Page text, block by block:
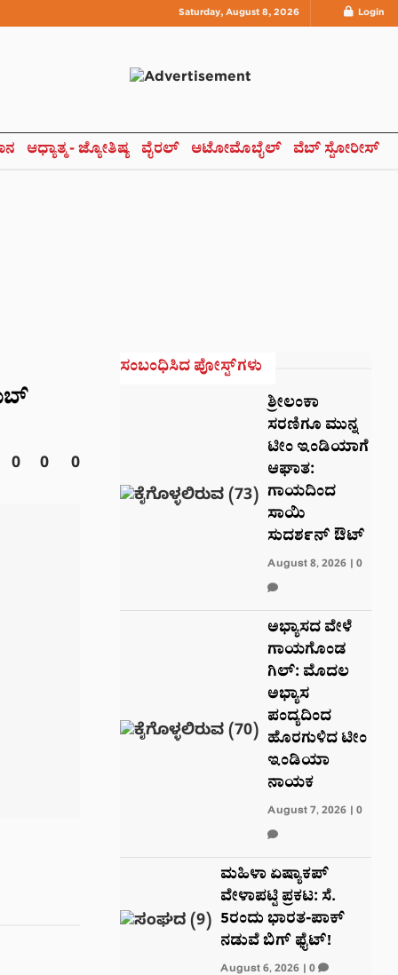
Saturday, August 8, 2026 Login
ಆಧ್ಯಾತ್ಮ- ಜ್ಯೋತಿಷ್ಯ ವೈರಲ್ ಆಟೋಮೊಬೈಲ್ ವೆಬ್ ಸ್ಟೋರೀಸ್
0 0 0
ಸಂಬಂಧಿಸಿದ ಪೋಸ್ಟ್‌ಗಳು
ಶ್ರೀಲಂಕಾ
ಸರಣಿಗೂ ಮುನ್ನ
ಟೀಂ ಇಂಡಿಯಾಗೆ
ಆಘಾತ:
ಗಾಯದಿಂದ
ಸಾಯಿ
ಸುದರ್ಶನ್ ಔಟ್
August 8, 2026| 0
ಅಭ್ಯಾಸದ ವೇಳೆ
ಗಾಯಗೊಂಡ
ಗಿಲ್: ಮೊದಲ
ಅಭ್ಯಾಸ
ಪಂದ್ಯದಿಂದ
ಹೊರಗುಳಿದ ಟೀಂ
ಇಂಡಿಯಾ
ನಾಯಕ
August 7, 2026| 0
ಮಹಿಳಾ ಏಷ್ಯಾಕಪ್
ವೇಳಾಪಟ್ಟಿ ಪ್ರಕಟ: ಸೆ.
5ರಂದು ಭಾರತ-ಪಾಕ್‌
ನಡುವೆ ಬಿಗ್ ಫೈಟ್!
August 6, 2026| 0